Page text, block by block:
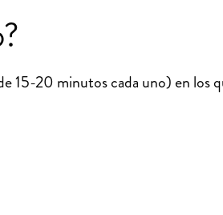
15-20 minutos cada uno) en los